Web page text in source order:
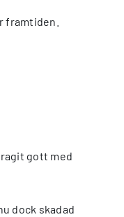
framtiden.
gott med
dock skadad